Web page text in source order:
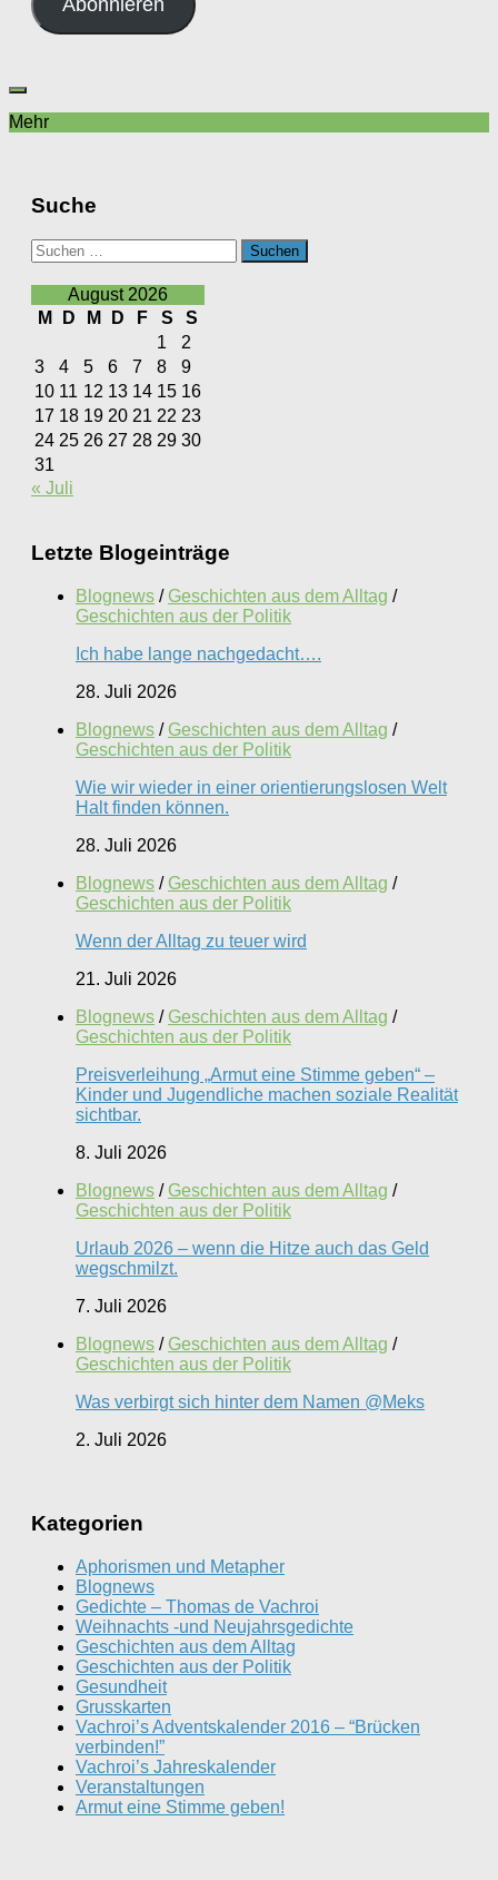
Abonnieren
Mehr
Suche
Suchen
nach:
August 2026
M
D M D F S
S
1
2
3
4 5 6 7 8
9
10 11 12 13 14 15 16
17 18 19 20 21 22 23
24 25 26 27 28 29 30
31
« Juli
Letzte Blogeinträge
Blognews / Geschichten aus dem Alltag /
Geschichten aus der Politik
Ich habe lange nachgedacht….
28. Juli 2026
Blognews / Geschichten aus dem Alltag /
Geschichten aus der Politik
Wie wir wieder in einer orientierungslosen Welt
Halt finden können.
28. Juli 2026
Blognews / Geschichten aus dem Alltag /
Geschichten aus der Politik
Wenn der Alltag zu teuer wird
21. Juli 2026
Blognews / Geschichten aus dem Alltag /
Geschichten aus der Politik
Preisverleihung „Armut eine Stimme geben“ –
Kinder und Jugendliche machen soziale Realität
sichtbar.
8. Juli 2026
Blognews / Geschichten aus dem Alltag /
Geschichten aus der Politik
Urlaub 2026 – wenn die Hitze auch das Geld
wegschmilzt.
7. Juli 2026
Blognews / Geschichten aus dem Alltag /
Geschichten aus der Politik
Was verbirgt sich hinter dem Namen @Meks
2. Juli 2026
Kategorien
Aphorismen und Metapher
Blognews
Gedichte – Thomas de Vachroi
Weihnachts -und Neujahrsgedichte
Geschichten aus dem Alltag
Geschichten aus der Politik
Gesundheit
Grusskarten
Vachroi’s Adventskalender 2016 – “Brücken
verbinden!”
Vachroi’s Jahreskalender
Veranstaltungen
Armut eine Stimme geben!